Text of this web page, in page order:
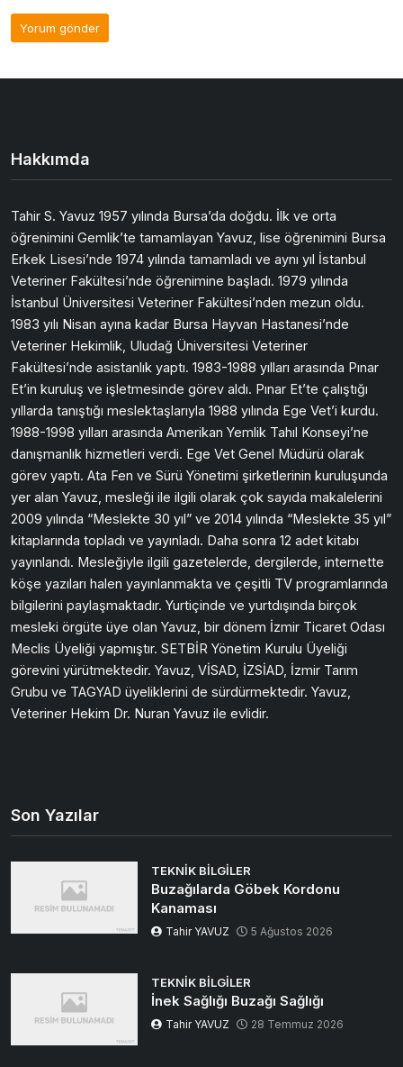
Hakkımda
Tahir S. Yavuz 1957 yılında Bursa’da doğdu. İlk ve orta
öğrenimini Gemlik’te tamamlayan Yavuz, lise öğrenimini Bursa
Erkek Lisesi’nde 1974 yılında tamamladı ve aynı yıl İstanbul
Veteriner Fakültesi’nde öğrenimine başladı. 1979 yılında
İstanbul Üniversitesi Veteriner Fakültesi’nden mezun oldu.
1983 yılı Nisan ayına kadar Bursa Hayvan Hastanesi’nde
Veteriner Hekimlik, Uludağ Üniversitesi Veteriner
Fakültesi’nde asistanlık yaptı. 1983-1988 yılları arasında Pınar
Et’in kuruluş ve işletmesinde görev aldı. Pınar Et’te çalıştığı
yıllarda tanıştığı meslektaşlarıyla 1988 yılında Ege Vet’i kurdu.
1988-1998 yılları arasında Amerikan Yemlik Tahıl Konseyi’ne
danışmanlık hizmetleri verdi. Ege Vet Genel Müdürü olarak
görev yaptı. Ata Fen ve Sürü Yönetimi şirketlerinin kuruluşunda
yer alan Yavuz, mesleği ile ilgili olarak çok sayıda makalelerini
2009 yılında “Meslekte 30 yıl” ve 2014 yılında “Meslekte 35 yıl”
kitaplarında topladı ve yayınladı. Daha sonra 12 adet kitabı
yayınlandı. Mesleğiyle ilgili gazetelerde, dergilerde, internette
köşe yazıları halen yayınlanmakta ve çeşitli TV programlarında
bilgilerini paylaşmaktadır. Yurtiçinde ve yurtdışında birçok
mesleki örgüte üye olan Yavuz, bir dönem İzmir Ticaret Odası
Meclis Üyeliği yapmıştır. SETBİR Yönetim Kurulu Üyeliği
görevini yürütmektedir. Yavuz, VİSAD, İZSİAD, İzmir Tarım
Grubu ve TAGYAD üyeliklerini de sürdürmektedir. Yavuz,
Veteriner Hekim Dr. Nuran Yavuz ile evlidir.
Son Yazılar
TEKNIK BILGILER
Buzağılarda Göbek Kordonu
Kanaması
Tahir YAVUZ 5 Ağustos 2026
TEKNIK BILGILER
İnek Sağlığı Buzağı Sağlığı
Tahir YAVUZ 28 Temmuz 2026